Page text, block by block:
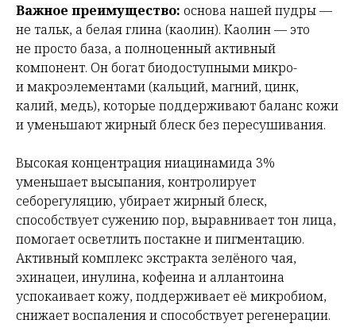
Важное преимущество: основа нашей пудры —
не тальк, а белая глина (каолин). Каолин — это
не просто база, а полноценный активный
компонент. Он богат биодоступными микро-
и макроэлементами (кальций, магний, цинк,
калий, медь), которые поддерживают баланс кожи
и уменьшают жирный блеск без пересушивания.
Высокая концентрация ниацинамида 3%
уменьшает высыпания, контролирует
себорегуляцию, убирает жирный блеск,
способствует сужению пор, выравнивает тон лица,
помогает осветлить постакне и пигментацию.
Активный комплекс экстракта зелёного чая,
эхинацеи, инулина, кофеина и аллантоина
успокаивает кожу, поддерживает её микробиом,
снижает воспаления и способствует регенерации.